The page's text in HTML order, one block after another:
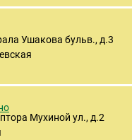
Ушакова бульв., д.3
Мухиной ул., д.2